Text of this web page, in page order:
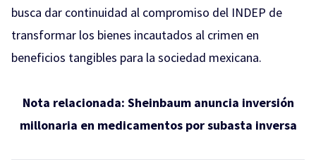
busca dar continuidad al compromiso del INDEP de
transformar los bienes incautados al crimen en
beneficios tangibles para la sociedad mexicana.
Nota relacionada: Sheinbaum anuncia inversión
millonaria en medicamentos por subasta inversa